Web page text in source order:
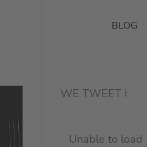
BLOG
WE TWEET ℹ︎
Unable to load